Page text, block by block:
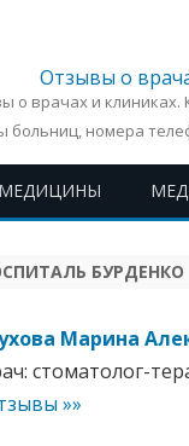
Отзывы о
врачах и клиниках.
больниц, номера
БУРДЕНКО
Марина
стоматолог-
»»